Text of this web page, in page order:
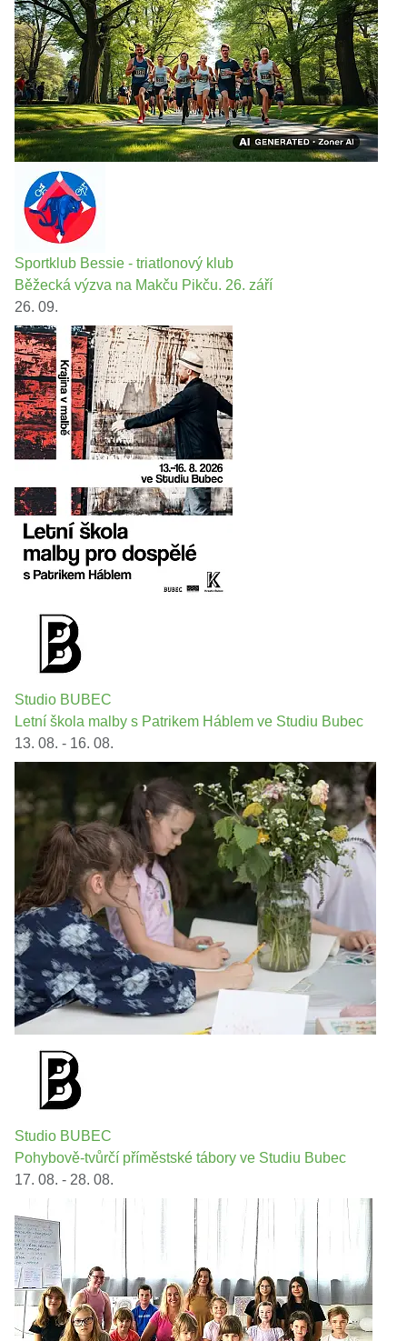
Sportklub Bessie - triatlonový klub
Běžecká výzva na Makču Pikču. 26. září
26. 09.
Studio BUBEC
Letní škola malby s Patrikem Háblem ve Studiu Bubec
13. 08. - 16. 08.
Studio BUBEC
Pohybově-tvůrčí příměstské tábory ve Studiu Bubec
17. 08. - 28. 08.